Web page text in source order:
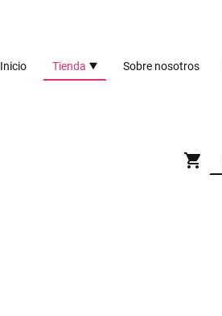
Inicio Tienda Sobre nosotros